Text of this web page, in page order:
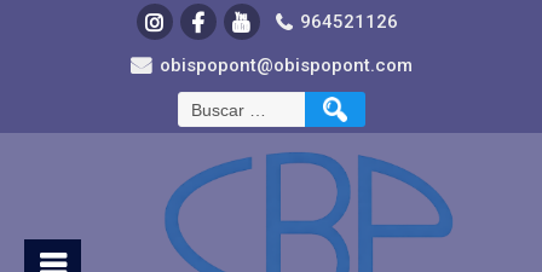
964521126
obispopont@obispopont.com